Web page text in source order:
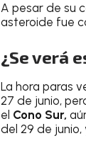
A pesar de su
asteroide fue
¿Se verá
La hora paras
27 de junio,
el Cono Sur,
del 29 de